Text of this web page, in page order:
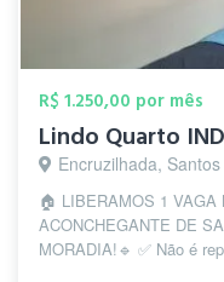
R$ 1.250,00 por mês
Lindo Quarto
Encruzilhada,
🏠 LIBERAMOS 1 VAGA
ACONCHEGANTE DE
MORADIA!🔹 ✅ Não é